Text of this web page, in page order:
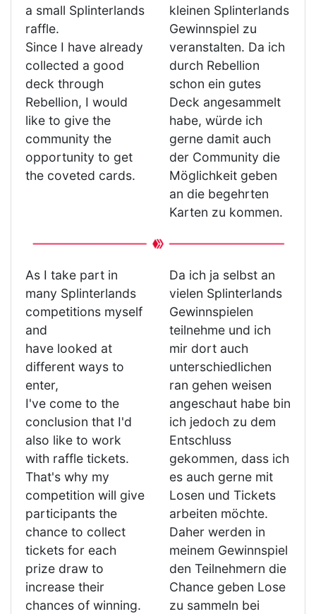
a small Splinterlands
raffle.
Since I have already
collected a good
deck through
Rebellion, I would
like to give the
community the
opportunity to get
the coveted cards.
kleinen Splinterlands
Gewinnspiel zu
veranstalten. Da ich
durch Rebellion
schon ein gutes
Deck angesammelt
habe, würde ich
gerne damit auch
der Community die
Möglichkeit geben
an die begehrten
Karten zu kommen.
As I take part in
many Splinterlands
competitions myself
and
have looked at
different ways to
enter,
I've come to the
conclusion that I'd
also like to work
with raffle tickets.
That's why my
competition will give
participants the
chance to collect
tickets for each
prize draw to
increase their
chances of winning.
Da ich ja selbst an
vielen Splinterlands
Gewinnspielen
teilnehme und ich
mir dort auch
unterschiedlichen
ran gehen weisen
angeschaut habe bin
ich jedoch zu dem
Entschluss
gekommen, dass ich
es auch gerne mit
Losen und Tickets
arbeiten möchte.
Daher werden in
meinem Gewinnspiel
den Teilnehmern die
Chance geben Lose
zu sammeln bei